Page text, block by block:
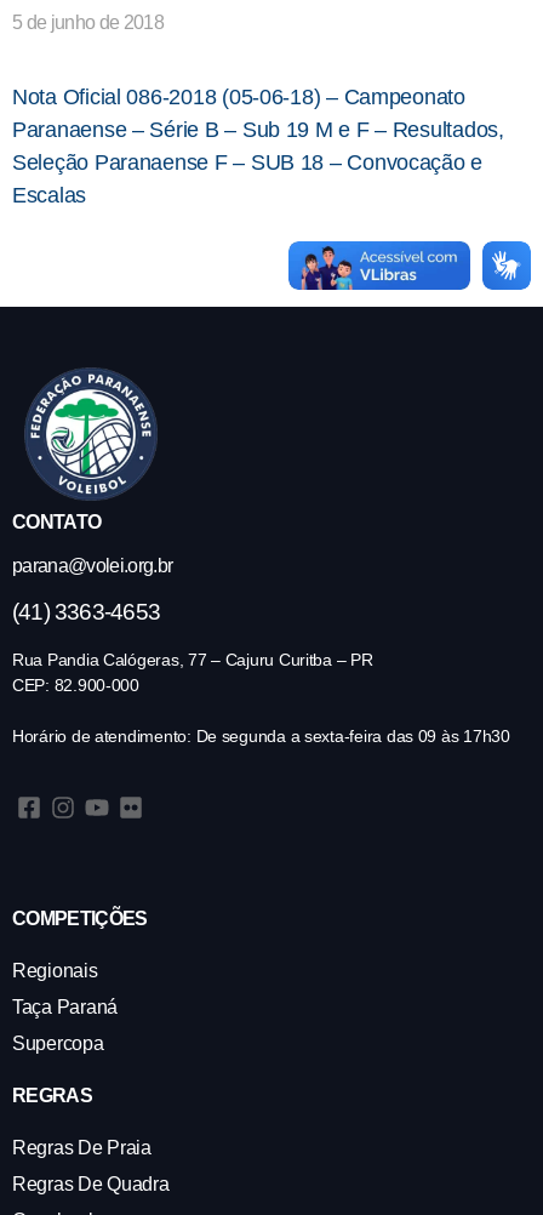
5 de junho de 2018
Nota Oficial 086-2018 (05-06-18) – Campeonato
Paranaense – Série B – Sub 19 M e F – Resultados,
Seleção Paranaense F – SUB 18 – Convocação e
Escalas
CONTATO
parana@volei.org.br
(41) 3363-4653
Rua Pandia Calógeras, 77 – Cajuru Curitba – PR
CEP: 82.900-000
Horário de atendimento: De segunda a sexta-feira das 09 às 17h30
COMPETIÇÕES
Regionais
Taça Paraná
Supercopa
REGRAS
Regras De Praia
Regras De Quadra